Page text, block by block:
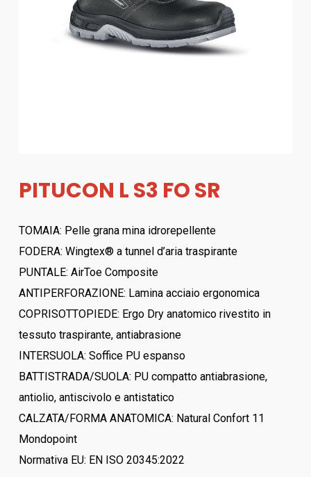
PITUCON L S3 FO SR
TOMAIA: Pelle grana mina idrorepellente
FODERA: Wingtex® a tunnel d’aria traspirante
PUNTALE: AirToe Composite
ANTIPERFORAZIONE: Lamina acciaio ergonomica
COPRISOTTOPIEDE: Ergo Dry anatomico rivestito in
tessuto traspirante, antiabrasione
INTERSUOLA: Soffice PU espanso
BATTISTRADA/SUOLA: PU compatto antiabrasione,
antiolio, antiscivolo e antistatico
CALZATA/FORMA ANATOMICA: Natural Confort 11
Mondopoint
Normativa EU: EN ISO 20345:2022